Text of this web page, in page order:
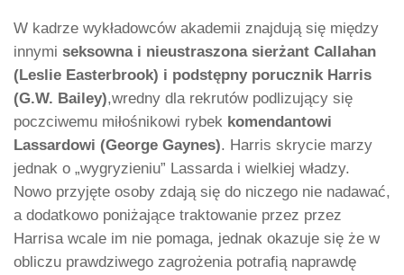
W kadrze wykładowców akademii znajdują się między
innymi seksowna i nieustraszona sierżant Callahan
(Leslie Easterbrook) i podstępny porucznik Harris
(G.W. Bailey),wredny dla rekrutów podlizujący się
poczciwemu miłośnikowi rybek komendantowi
Lassardowi (George Gaynes). Harris skrycie marzy
jednak o „wygryzieniu” Lassarda i wielkiej władzy.
Nowo przyjęte osoby zdają się do niczego nie nadawać,
a dodatkowo poniżające traktowanie przez przez
Harrisa wcale im nie pomaga, jednak okazuje się że w
obliczu prawdziwego zagrożenia potrafią naprawdę